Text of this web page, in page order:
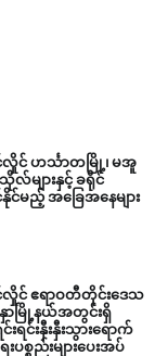
လှိုင် ဟင်္သာတမြို့၊ မအူ
များနှင့် ခရိုင်
မည့် အခြေအနေများ
လှိုင် ဧရာဝတီတိုင်းဒေသ
နှာမြို့နယ်အတွင်းရှိ
ရင်းနှီးနှီးသွားရောက်
စ္စည်းများပေးအပ်